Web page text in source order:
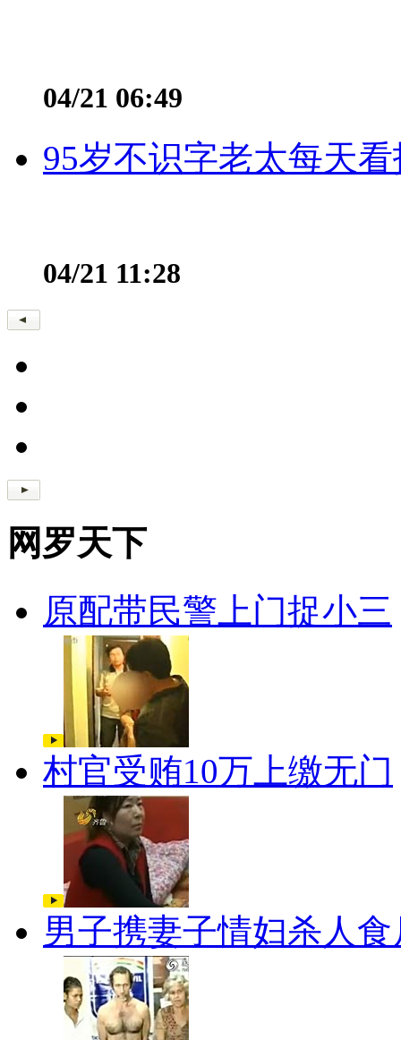
04/21 06:49
95岁不识字老太每天
04/21 11:28
网罗天下
原配带民警上门捉小三
村官受贿10万上缴无门
男子携妻子情妇杀人食